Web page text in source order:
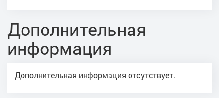
Дополнительная
информация
Дополнительная информация отсутствует.